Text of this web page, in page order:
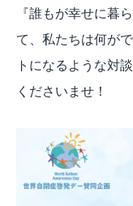
『誰もが幸せに暮
て、私たちは何が
トになるような対
くださいませ！